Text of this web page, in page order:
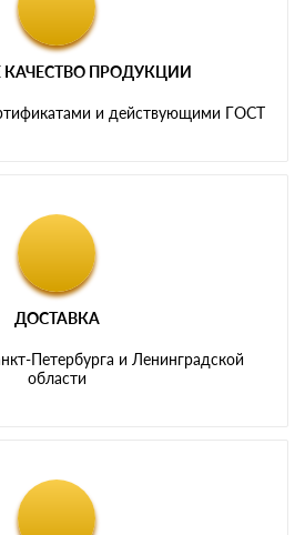
ПРОДУКЦИИ
и действующими ГОСТ
ДОСТАВКА
Петербурга и Ленинградской
области